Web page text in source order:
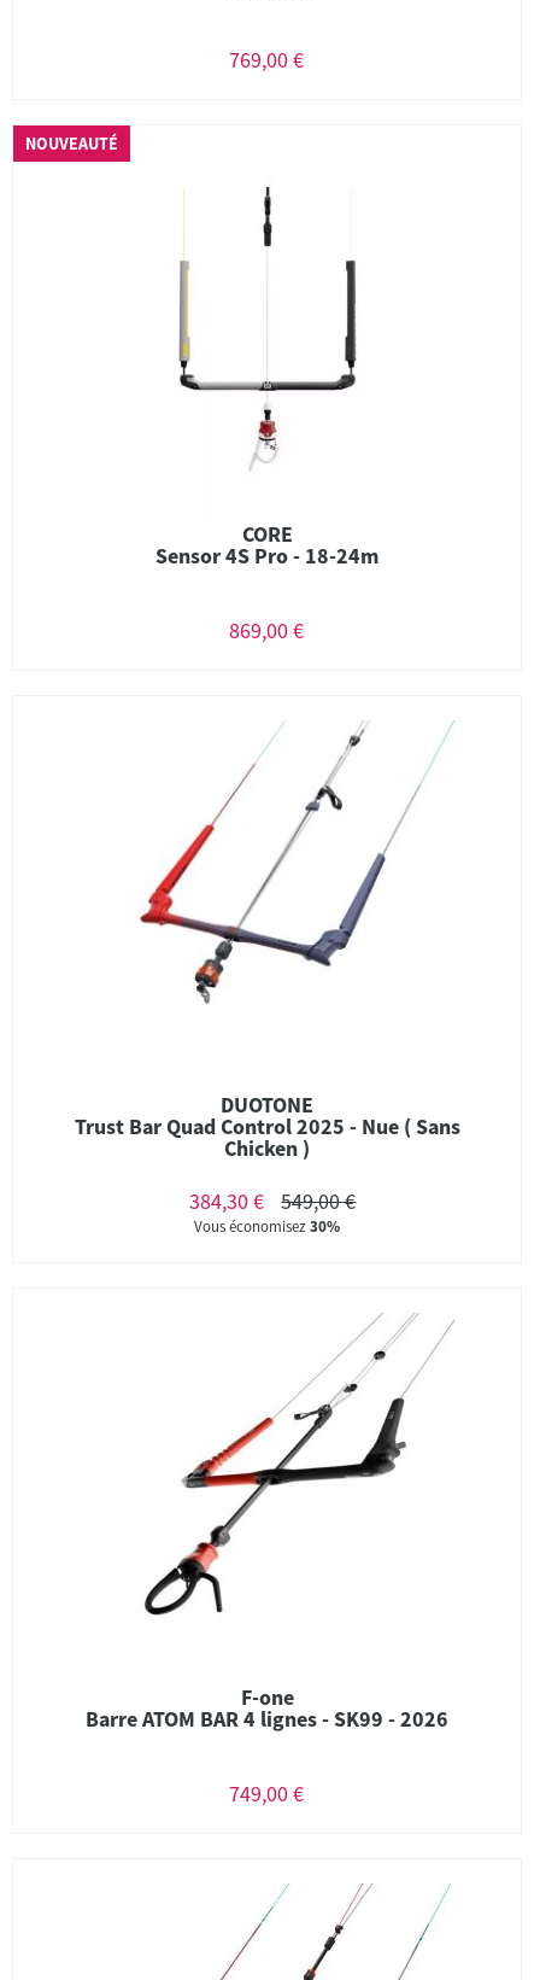
769,00 €
NOUVEAUTÉ
CORE
Sensor 4S Pro - 18-24m
869,00 €
DUOTONE
Trust Bar Quad Control 2025 - Nue ( Sans
Chicken )
384,30 €
549,00 €
Vous économisez30%
F-one
Barre ATOM BAR 4 lignes - SK99 - 2026
749,00 €